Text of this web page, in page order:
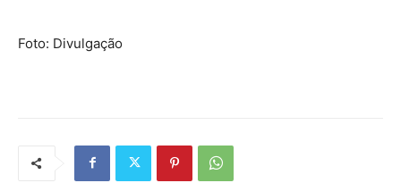
Foto: Divulgação